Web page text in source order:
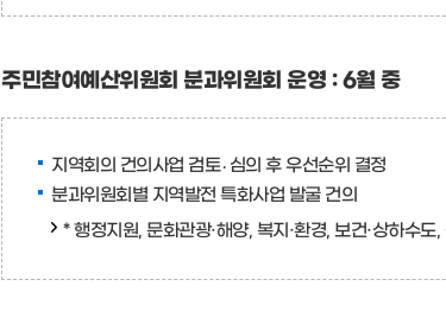
주민참여예산위원회 분과위원회 운영 : 6월 중
지역회의 건의사업 검토․심의 후 우선순위 결정
분과위원회별 지역발전 특화사업 발굴 건의
* 행정지원, 문화관광·해양, 복지·환경, 보건·상하수도